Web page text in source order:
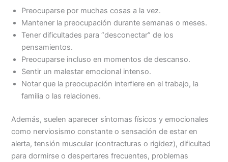
Preocuparse por muchas cosas a la vez.
Mantener la preocupación durante semanas o meses.
Tener dificultades para “desconectar” de los
pensamientos.
Preocuparse incluso en momentos de descanso.
Sentir un malestar emocional intenso.
Notar que la preocupación interfiere en el trabajo, la
familia o las relaciones.
Además, suelen aparecer síntomas físicos y emocionales
como nerviosismo constante o sensación de estar en
alerta, tensión muscular (contracturas o rigidez), dificultad
para dormirse o despertares frecuentes, problemas